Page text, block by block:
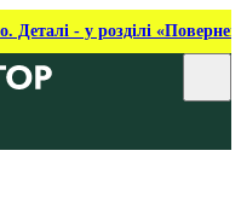
Деталі - у розділі